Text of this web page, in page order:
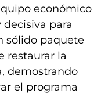
económico
para
sólido paquete
restaurar la
demostrando
el programa